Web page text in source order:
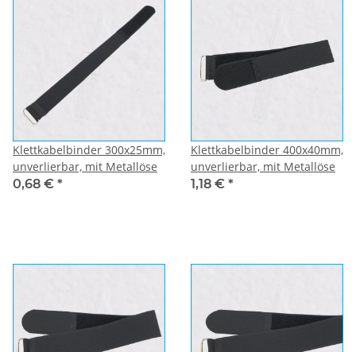
Klettkabelbinder 300x25mm,
unverlierbar, mit Metallöse
0,68 € *
Klettkabelbinder 400x40mm,
unverlierbar, mit Metallöse
1,18 € *